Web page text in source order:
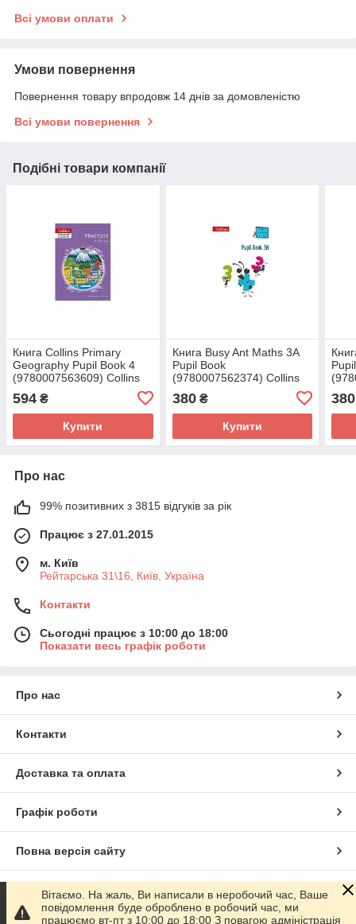
Всі умови оплати
Умови повернення
Повернення товару впродовж 14 днів за домовленістю
Всі умови повернення
Подібні товари компанії
Книга Collins Primary
Geography Pupil Book 4
(9780007563609) Collins
594 ₴
Купити
Книга Busy Ant Maths 3A
Pupil Book
(9780007562374) Collins
380₴
Купити
380
Про нас
99% позитивних з 3815 відгуків за рік
Працює з 27.01.2015
м. Київ
Рейтарська 31\16, Київ, Україна
Контакти
Сьогодні працює з 10:00 до 18:00
Показати весь графік роботи
Про нас
Контакти
Доставка та оплата
Графік роботи
Повна версія сайту
Сайт створено на маркетплейсі
Вітаємо. На жаль, Ви написали в неробочий час, Ваше
повідомлення буде оброблено в робочий час, ми
працюємо вт-пт з 10:00 до 18:00 З повагою адміністрація